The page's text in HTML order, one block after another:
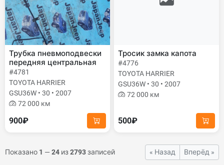
Трубка пневмоподвески
передняя центральная
#4781
TOYOTA HARRIER
GSU36W • 30 • 2007
72 000 км
900₽
Тросик замка капота
#4776
TOYOTA HARRIER
GSU36W • 30 • 2007
72 000 км
500₽
Показано 1 — 24 из2793записей « Назад Вперёд »